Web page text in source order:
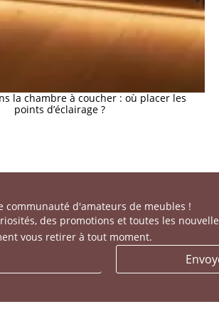
la chambre à coucher : où placer les
points d’éclairage ?
communauté d'amateurs de meubles !
des promotions et toutes les
vous retirer à tout moment.